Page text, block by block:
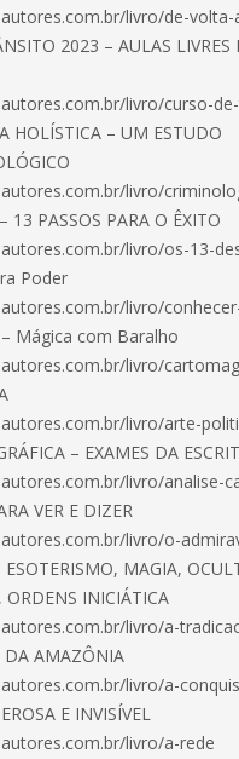
livro/de-
2023 – AULAS
livro/curso-
HOLÍSTICA – UM ESTUDO
livro/
13 PASSOS PARA O ÊXITO
livro/os-13-
Poder
livro/
– Mágica com Baralho
livro/
livro/arte-
– EXAMES DA
livro/analise-
VER E DIZER
livro/o-
MAGIA,
ORDENS INICIÁTICA
livro/a-
DA AMAZÔNIA
livro/a-
E INVISÍVEL
livro/a-rede